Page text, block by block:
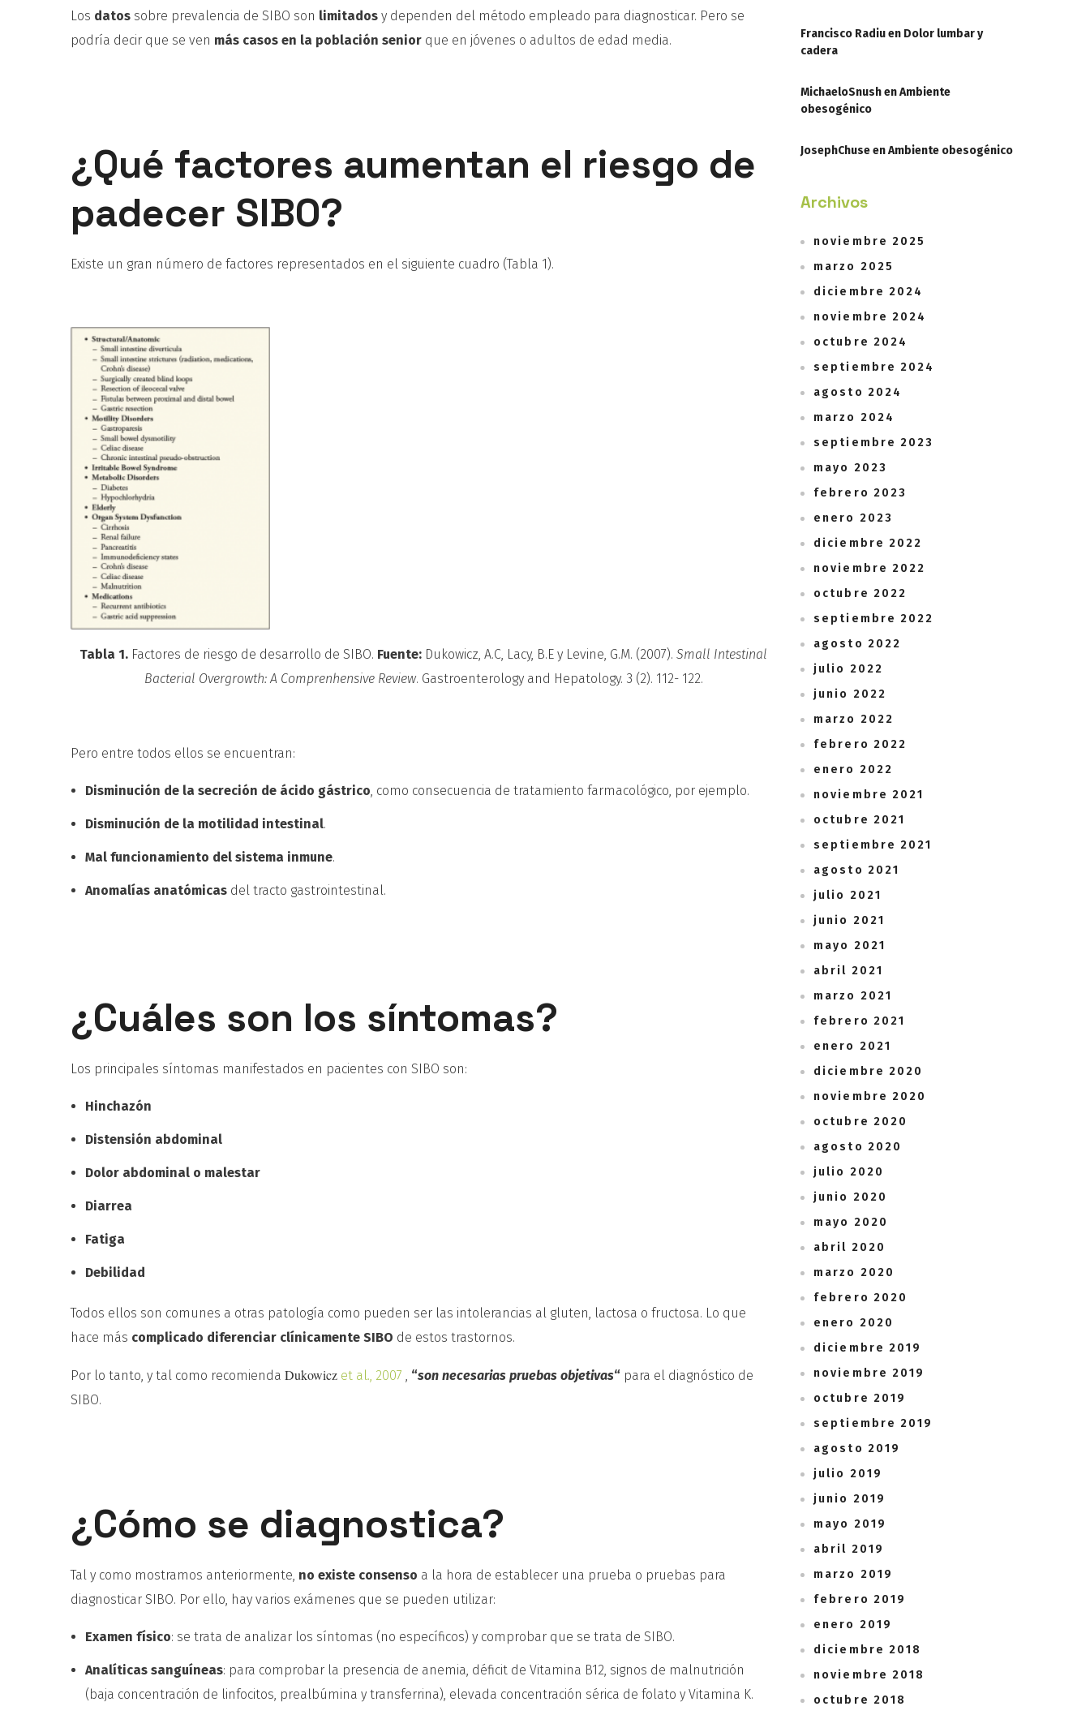
Los datos sobre prevalencia de SIBO son limitados y dependen del método empleado para diagnosticar. Pero se
podría decir que se ven más casos en la población senior que en jóvenes o adultos de edad media.
¿Qué factores aumentan el riesgo de
padecer SIBO?
Existe un gran número de factores representados en el siguiente cuadro (Tabla 1).
Tabla 1. Factores de riesgo de desarrollo de SIBO. Fuente: Dukowicz, A.C, Lacy, B.E y Levine, G.M. (2007). Small Intestinal
Bacterial Overgrowth: A Comprenhensive Review. Gastroenterology and Hepatology. 3 (2). 112- 122.
Pero entre todos ellos se encuentran:
Disminución de la secreción de ácido gástrico , como consecuencia de tratamiento farmacológico, por ejemplo.
Disminución de la motilidad intestinal.
Mal funcionamiento del sistema inmune.
Anomalías anatómicasdel tracto gastrointestinal.
¿Cuáles son los síntomas?
Los principales síntomas manifestados en pacientes con SIBO son:
Hinchazón
Distensión abdominal
Dolor abdominal o malestar
Diarrea
Fatiga
Debilidad
Todos ellos son comunes a otras patología como pueden ser las intolerancias al gluten, lactosa o fructosa. Lo que
hace más complicado diferenciar clínicamente SIBO de estos trastornos.
Por lo tanto, y tal como recomienda Dukowicz et al. , 2007 “son necesarias pruebas objetivas“ para el diagnóstico de
SIBO.
¿Cómo se diagnostica?
Tal y como mostramos anteriormente, no existe consenso a la hora de establecer una prueba o pruebas para
diagnosticar SIBO. Por ello, hay varios exámenes que se pueden utilizar:
Examen físico: se trata de analizar los síntomas (no específicos) y comprobar que se trata de SIBO.
Analíticas sanguíneas: para comprobar la presencia de anemia, déficit de Vitamina B12, signos de malnutrición
(baja concentración de linfocitos, prealbúmina y transferrina), elevada concentración sérica de folato y Vitamina K.
Francisco Radiuen Dolor lumbar y
cadera
MichaeloSnushenAmbiente
obesogénico
JosephChuseenAmbiente obesogénico
Archivos
noviembre 2025
marzo 2025
diciembre 2024
noviembre 2024
octubre 2024
septiembre 2024
agosto 2024
marzo 2024
septiembre 2023
mayo 2023
febrero 2023
enero 2023
diciembre 2022
noviembre 2022
octubre 2022
septiembre 2022
agosto 2022
julio 2022
junio 2022
marzo 2022
febrero 2022
enero 2022
noviembre 2021
octubre 2021
septiembre 2021
agosto 2021
julio 2021
junio 2021
mayo 2021
abril 2021
marzo 2021
febrero 2021
enero 2021
diciembre 2020
noviembre 2020
octubre 2020
agosto 2020
julio 2020
junio 2020
mayo 2020
abril 2020
marzo 2020
febrero 2020
enero 2020
diciembre 2019
noviembre 2019
octubre 2019
septiembre 2019
agosto 2019
julio 2019
junio 2019
mayo 2019
abril 2019
marzo 2019
febrero 2019
enero 2019
diciembre 2018
noviembre 2018
octubre 2018